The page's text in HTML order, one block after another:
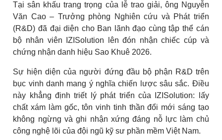
Tại sân khấu trang trọng của lễ trao giải, ông Nguyễn
Văn Cao – Trưởng phòng Nghiên cứu và Phát triển
(R&D) đã đại diện cho Ban lãnh đạo cùng tập thể cán
bộ nhân viên IZISolution lên đón nhận chiếc cúp và
chứng nhận danh hiệu Sao Khuê 2026.
Sự hiện diện của người đứng đầu bộ phận R&D trên
bục vinh danh mang ý nghĩa chiến lược sâu sắc. Điều
này khẳng định triết lý phát triển của IZISolution: lấy
chất xám làm gốc, tôn vinh tinh thần đổi mới sáng tạo
không ngừng và ghi nhận xứng đáng nỗ lực làm chủ
công nghệ lõi của đội ngũ kỹ sư phần mềm Việt Nam.